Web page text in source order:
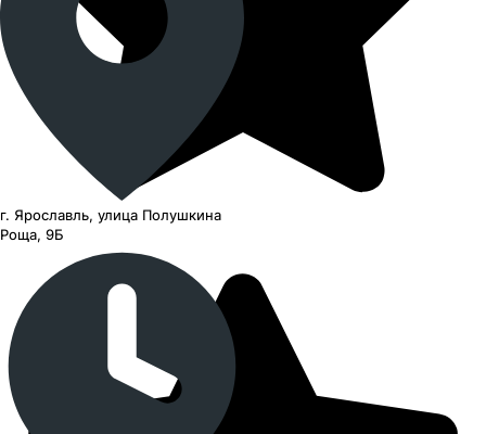
г. Ярославль, улица Полушкина
Роща, 9Б